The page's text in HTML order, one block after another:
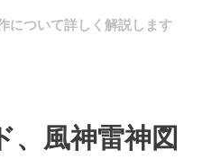
について詳しく解説します
、風神雷神図